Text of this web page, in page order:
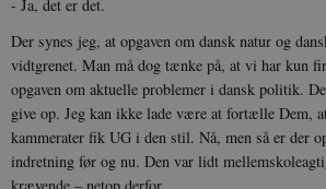
- Ja, det er det.
Der synes jeg, at opgaven om dansk natur og
vidtgrenet. Man må dog tænke på, at vi har kun
opgaven om aktuelle problemer i dansk politik.
give op. Jeg kan ikke lade være at fortælle Dem,
kammerater fik UG i den stil. Nå, men så er der
indretning før og nu. Den var lidt